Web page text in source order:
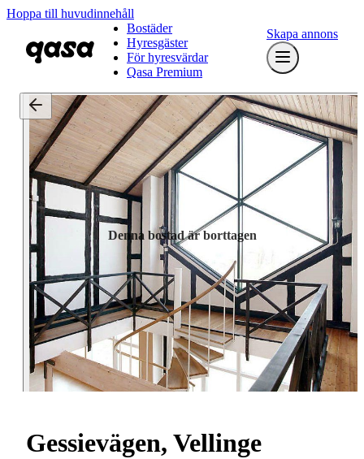
Hoppa till huvudinnehåll
Bostäder
Hyresgäster
För hyresvärdar
Qasa Premium
Skapa annons
Denna bostad är borttagen
Gessievägen, Vellinge